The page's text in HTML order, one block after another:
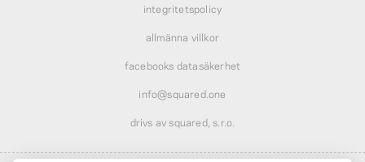
integritetspolicy
allmänna villkor
facebooks datasäkerhet
info@squared.one
drivs av squared, s.r.o.